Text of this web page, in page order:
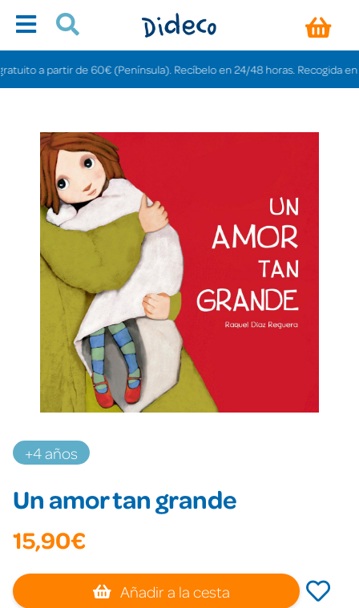
a partir de 60€ (Península). Recíbelo en 24/48 horas. Recogida en
+4 años
Un amor tan grande
15,90€
Añadir a la cesta